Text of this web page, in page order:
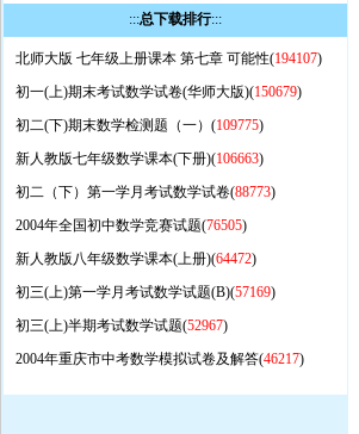
:::总下载排行:::
北师大版 七年级上册课本 第七章 可能性(194107)
初一(上)期末考试数学试卷(华师大版)(150679)
初二(下)期末数学检测题（一）(109775)
新人教版七年级数学课本(下册)(106663)
初二（下）第一学月考试数学试卷(88773)
2004年全国初中数学竞赛试题(76505)
新人教版八年级数学课本(上册)(64472)
初三(上)第一学月考试数学试题(B)(57169)
初三(上)半期考试数学试题(52967)
2004年重庆市中考数学模拟试卷及解答(46217)